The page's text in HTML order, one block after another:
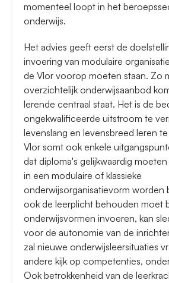
momenteel loopt in het
onderwijs.
Het advies geeft eerst de
invoering van modulaire
de Vlor voorop moeten staan. Zo
overzichtelijk onderwijsaanbod
lerende centraal staat. Het is de
ongekwalificeerde uitstroom te
levenslang en levensbreed leren
Vlor somt ook enkele
dat diploma's gelijkwaardig
in een modulaire of klassieke
onderwijsorganisatievorm worden
ook de leerplicht behouden moet
onderwijsvormen invoeren, kan
voor de autonomie van de
zal nieuwe onderwijsleersituaties
andere kijk op competenties,
Ook betrokkenheid van de